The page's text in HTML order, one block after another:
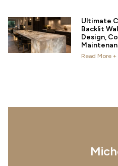
Ultimate
Backlit
Design,
Read More +